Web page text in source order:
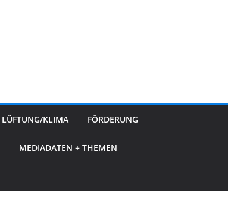
LÜFTUNG/KLIMA FÖRDERUNG
MEDIADATEN + THEMEN